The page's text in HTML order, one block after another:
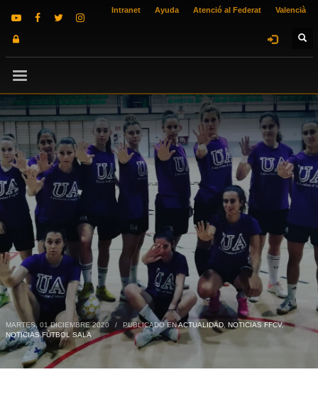
Intranet Ayuda Atenció al Federat Valencià
MARTES, 01 DICIEMBRE 2020 / PUBLICADO ENACTUALIDAD, NOTICIAS FFCV,
NOTICIAS FÚTBOL SALA